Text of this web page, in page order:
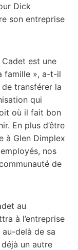
Dick
son entreprise
est une
famille », a-t-il
transférer la
qui
où il fait bon
En plus d’être
à Glen Dimplex
nos
de
au
à l’entreprise
au-delà de sa
un autre